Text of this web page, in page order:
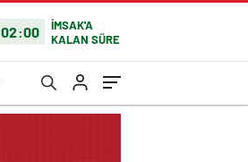
02:00
İMSAK'A
KALAN SÜRE